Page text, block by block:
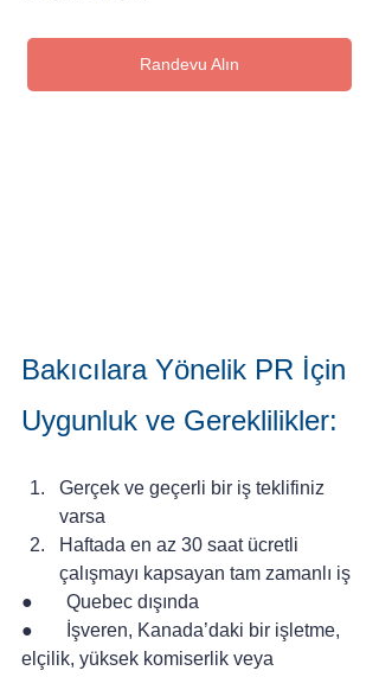
Randevu Alın
Bakıcılara Yönelik PR İçin
Uygunluk ve Gereklilikler:
Gerçek ve geçerli bir iş teklifiniz
varsa
Haftada en az 30 saat ücretli
çalışmayı kapsayan tam zamanlı iş
●       Quebec dışında
●       İşveren, Kanada’daki bir işletme,
elçilik, yüksek komiserlik veya